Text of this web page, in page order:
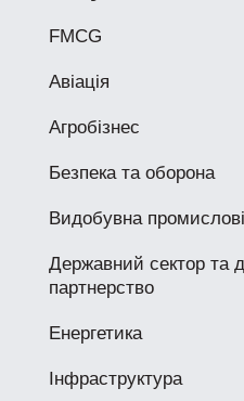
FMCG
Авіація
Агробізнес
Безпека та оборона
Видобувна
Державний сектор та
партнерство
Енергетика
Інфраструктура